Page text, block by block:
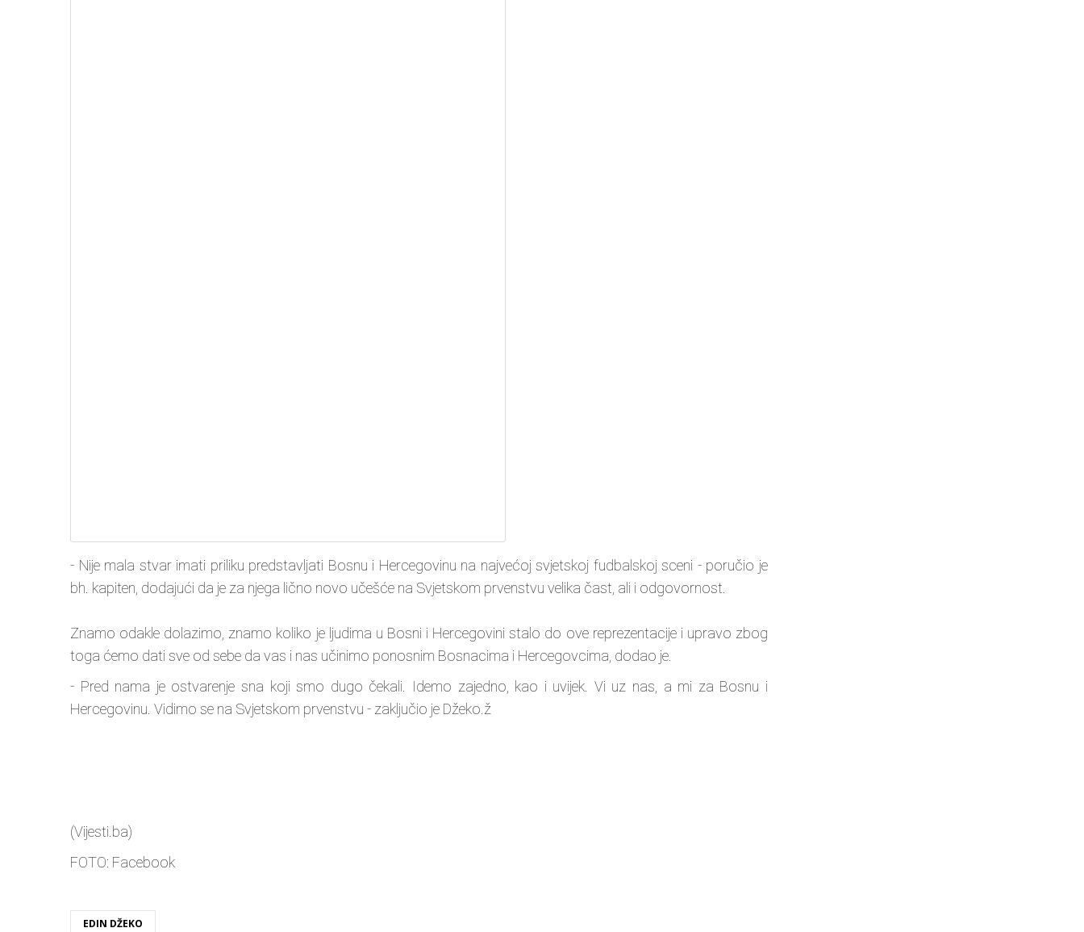
- Nije mala stvar imati priliku predstavljati Bosnu i Hercegovinu na najvećoj svjetskoj fudbalskoj sceni - poručio je
bh. kapiten, dodajući da je za njega lično novo učešće na Svjetskom prvenstvu velika čast, ali i odgovornost.
Znamo odakle dolazimo, znamo koliko je ljudima u Bosni i Hercegovini stalo do ove reprezentacije i upravo zbog
toga ćemo dati sve od sebe da vas i nas učinimo ponosnim Bosnacima i Hercegovcima, dodao je.
- Pred nama je ostvarenje sna koji smo dugo čekali. Idemo zajedno, kao i uvijek. Vi uz nas, a mi za Bosnu i
Hercegovinu. Vidimo se na Svjetskom prvenstvu - zaključio je Džeko.ž
(Vijesti.ba)
FOTO: Facebook
EDIN DŽEKO